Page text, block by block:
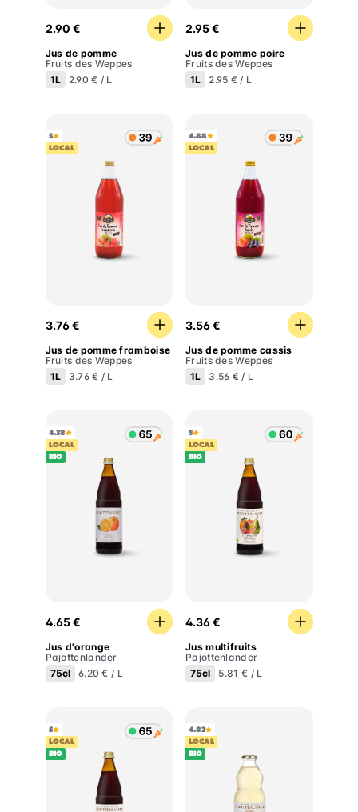
2.90 €
Jus de pomme
Fruits des Weppes
1L
2.90 € / L
Jus de pomme poire
2.95 €
Jus de pomme poire
Fruits des Weppes
1L
2.95 € / L
5
LOCAL
Jus de pomme framboise
3.76 €
Jus de pomme framboise
Fruits des Weppes
1L
3.76 € / L
4.88
LOCAL
Jus de pomme cassis
3.56 €
Jus de pomme cassis
Fruits des Weppes
1L
3.56 € / L
4.38
LOCAL
BIO
4.65 €
Jus d'orange
Pajottenlander
75cl
6.20 € / L
5
LOCAL
BIO
4.36 €
Jus multifruits
Pajottenlander
75cl
5.81 € / L
5
LOCAL
BIO
4.82
LOCAL
BIO